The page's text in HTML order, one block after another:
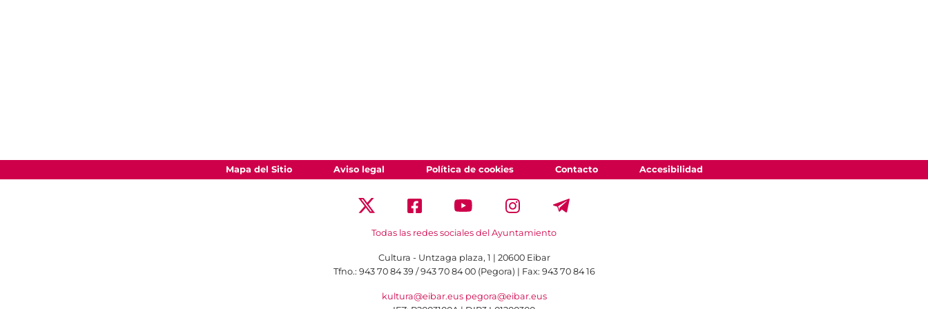
Mapa del Sitio Aviso legal Política de cookies Contacto Accesibilidad
Todas las redes sociales del Ayuntamiento
Cultura - Untzaga plaza, 1 | 20600 Eibar
Tfno.: 943 70 84 39 / 943 70 84 00 (Pegora) | Fax: 943 70 84 16
kultura@eibar.eus pegora@eibar.eus